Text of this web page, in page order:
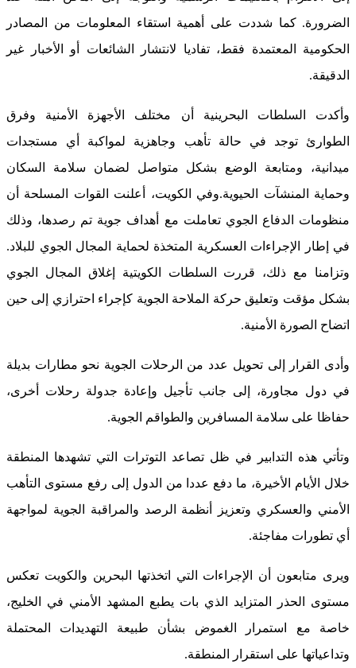
الضرورة. كما شددت على أهمية استقاء المعلومات من المصادر
الحكومية المعتمدة فقط، تفاديا لانتشار الشائعات أو الأخبار غير
الدقيقة.
وأكدت السلطات البحرينية أن مختلف الأجهزة الأمنية وفرق
الطوارئ توجد في حالة تأهب وجاهزية لمواكبة أي مستجدات
ميدانية، ومتابعة الوضع بشكل متواصل لضمان سلامة السكان
وحماية المنشآت الحيوية.وفي الكويت، أعلنت القوات المسلحة أن
منظومات الدفاع الجوي تعاملت مع أهداف جوية تم رصدها، وذلك
في إطار الإجراءات العسكرية المتخذة لحماية المجال الجوي للبلاد.
وتزامنا مع ذلك، قررت السلطات الكويتية إغلاق المجال الجوي
بشكل مؤقت وتعليق حركة الملاحة الجوية كإجراء احترازي إلى حين
اتضاح الصورة الأمنية.
وأدى القرار إلى تحويل عدد من الرحلات الجوية نحو مطارات بديلة
في دول مجاورة، إلى جانب تأجيل وإعادة جدولة رحلات أخرى،
حفاظا على سلامة المسافرين والطواقم الجوية.
وتأتي هذه التدابير في ظل تصاعد التوترات التي تشهدها المنطقة
خلال الأيام الأخيرة، ما دفع عددا من الدول إلى رفع مستوى التأهب
الأمني والعسكري وتعزيز أنظمة الرصد والمراقبة الجوية لمواجهة
أي تطورات مفاجئة.
ويرى متابعون أن الإجراءات التي اتخذتها البحرين والكويت تعكس
مستوى الحذر المتزايد الذي بات يطبع المشهد الأمني في الخليج،
خاصة مع استمرار الغموض بشأن طبيعة التهديدات المحتملة
وتداعياتها على استقرار المنطقة.